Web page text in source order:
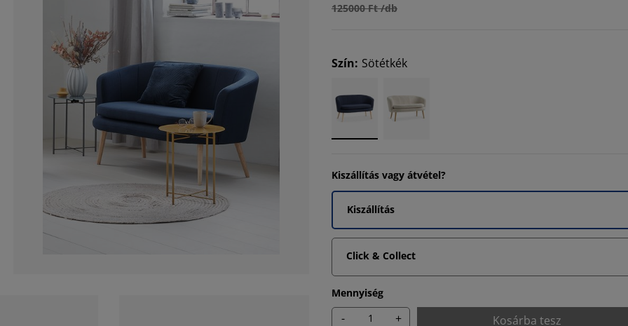
125000 Ft /db
Szín: Sötétkék
Kiszállítás vagy átvétel?
Kiszállítás
Click & Collect
Mennyiség
- + Kosárba tesz
1.8181818181818181%